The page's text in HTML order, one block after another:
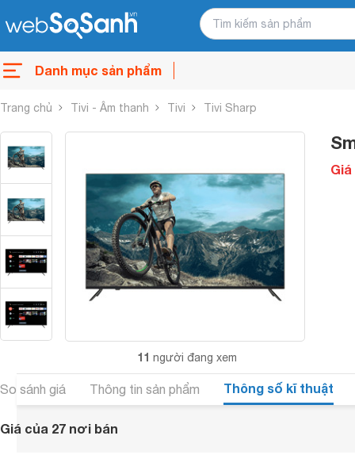
Danh mục sản phẩm
Trang chủ Tivi - Âm thanh Tivi Tivi Sharp
11 người đang xem
Giá
So sánh giá Thông tin sản phẩm Thông số kĩ thuật
Giá của 27 nơi bán